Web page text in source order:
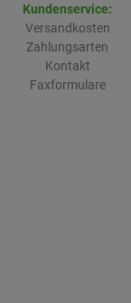
Kundenservice:
Versandkosten
Zahlungsarten
Kontakt
Faxformulare